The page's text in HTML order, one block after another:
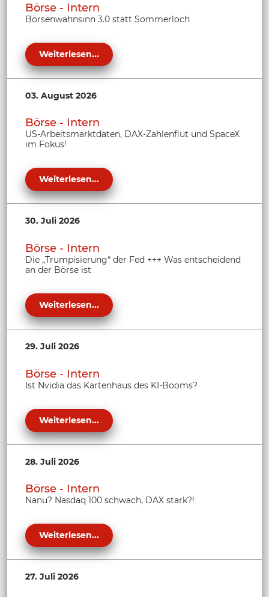
Börse - Intern
Börsenwahnsinn 3.0 statt Sommerloch
Weiterlesen...
03. August 2026
Börse - Intern
US-Arbeitsmarktdaten, DAX-Zahlenflut und SpaceX
im Fokus!
Weiterlesen...
30. Juli 2026
Börse - Intern
Die „Trumpisierung“ der Fed +++ Was entscheidend
an der Börse ist
Weiterlesen...
29. Juli 2026
Börse - Intern
Ist Nvidia das Kartenhaus des KI-Booms?
Weiterlesen...
28. Juli 2026
Börse - Intern
Nanu? Nasdaq 100 schwach, DAX stark?!
Weiterlesen...
27. Juli 2026